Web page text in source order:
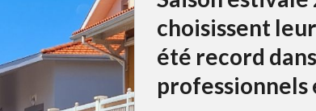
choisissent
été record
professionnels